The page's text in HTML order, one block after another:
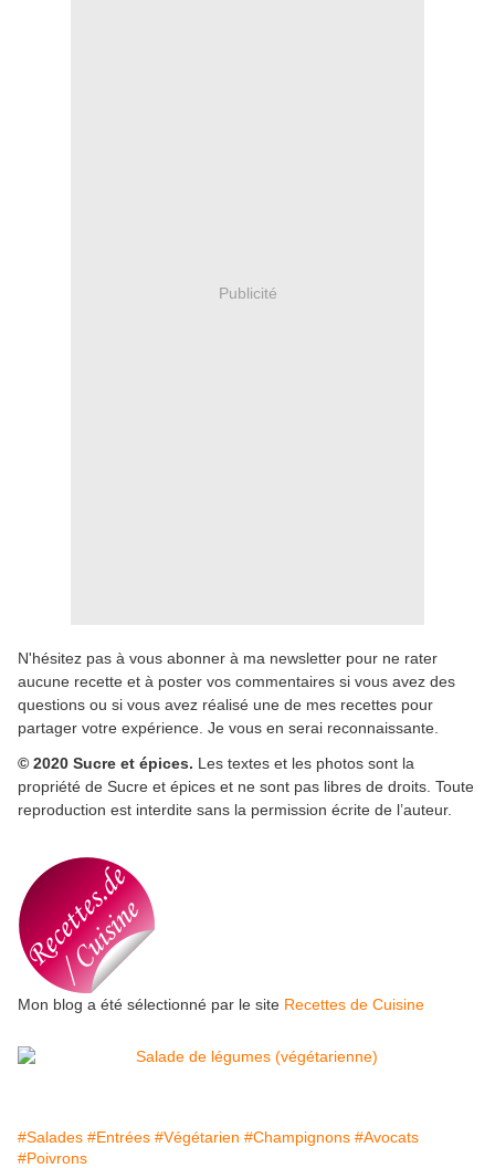
Publicité
N'hésitez pas à vous abonner à ma newsletter pour ne rater
aucune recette et à poster vos commentaires si vous avez des
questions ou si vous avez réalisé une de mes recettes pour
partager votre expérience. Je vous en serai reconnaissante.
© 2020 Sucre et épices. Les textes et les photos sont la
propriété de Sucre et épices et ne sont pas libres de droits. Toute
reproduction est interdite sans la permission écrite de l’auteur.
Mon blog a été sélectionné par le site Recettes de Cuisine
#Salades #Entrées #Végétarien #Champignons #Avocats
#Poivrons